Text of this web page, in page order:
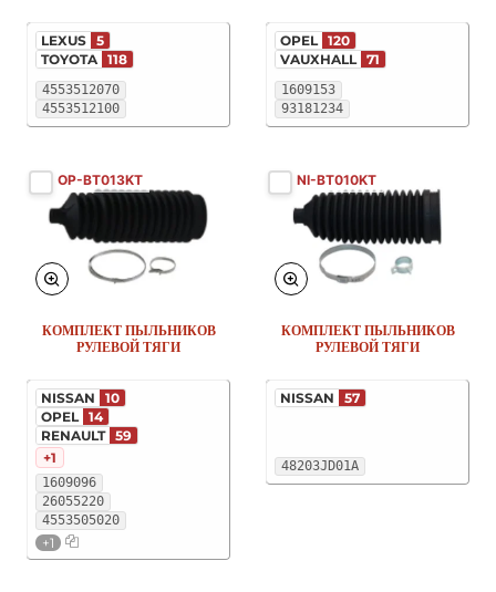
4553512070
4553512100
LEXUS 5
TOYOTA 118
1609153
93181234
OPEL 120
VAUXHALL 71
OP-BT013KT
1609096
26055220
4553505020
+1
NISSAN
10
OPEL 14
RENAULT 59
+1
КОМПЛЕКТ ПЫЛЬНИКОВ
РУЛЕВОЙ ТЯГИ
NI-BT010KT
48203JD01A
NISSAN 57
КОМПЛЕКТ ПЫЛЬНИКОВ
РУЛЕВОЙ ТЯГИ